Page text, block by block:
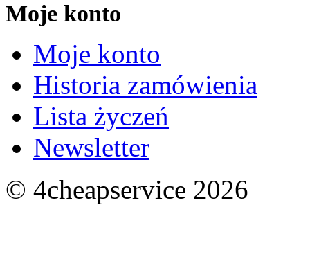
Moje konto
Moje konto
Historia zamówienia
Lista życzeń
Newsletter
© 4cheapservice 2026